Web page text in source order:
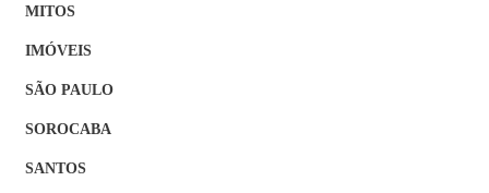
MITOS
IMÓVEIS
SÃO PAULO
SOROCABA
SANTOS